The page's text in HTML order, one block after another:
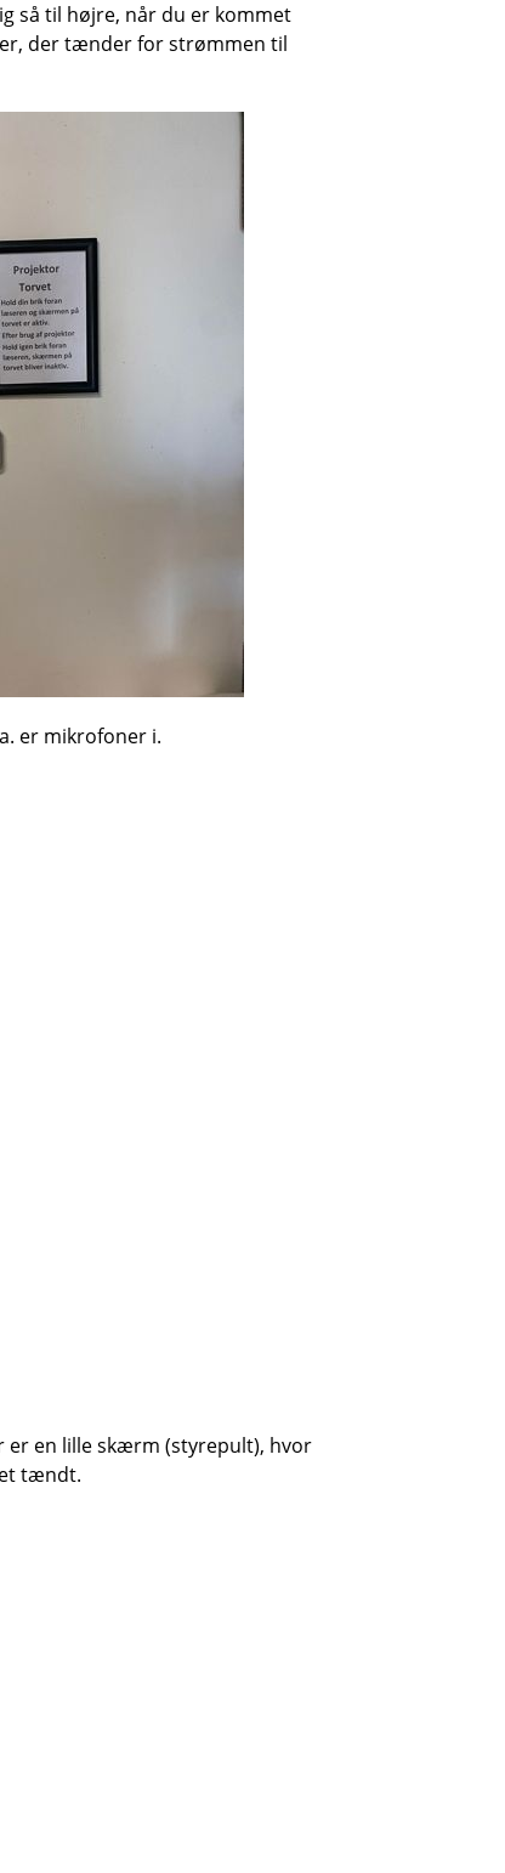
så til højre, når du er kommet
der tænder for strømmen til
er mikrofoner i.
er en lille skærm (styrepult), hvor
tændt.